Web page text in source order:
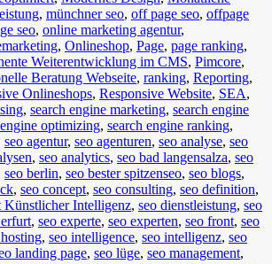
, münchner seo, off page seo, offpage
seo, online marketing agentur,
, Onlineshop, Page, page ranking,
Weiterentwicklung im CMS, Pimcore,
Beratung Webseite, ranking, Reporting,
Onlineshops, Responsive Website, SEA,
, search engine marketing, search engine
optimizing, search engine ranking,
seo agentur, seo agenturen, seo analyse, seo
, seo analytics, seo bad langensalza, seo
seo berlin, seo bester spitzenseo, seo blogs,
, seo concept, seo consulting, seo definition,
Intelligenz, seo dienstleistung, seo
, seo experte, seo experten, seo front, seo
, seo intelligence, seo intelligenz, seo
landing page, seo lüge, seo management,